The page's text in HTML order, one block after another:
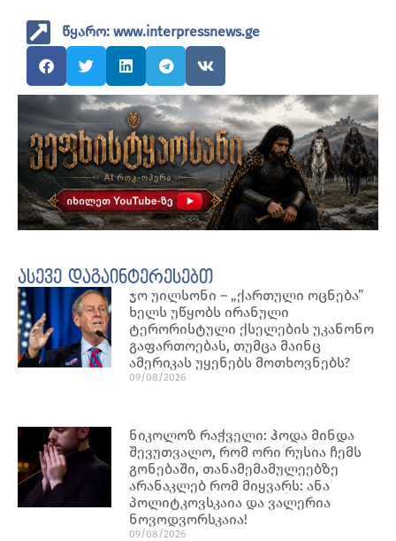
წყარო: www.interpressnews.ge
ასევე დაგაინტერესებთ
ჯო უილსონი – „ქართული ოცნება”
ხელს უწყობს ირანული
ტერორისტული ქსელების უკანონო
გაფართოებას, თუმცა მაინც
ამერიკას უყენებს მოთხოვნებს?
09/08/2026
ნიკოლოზ რაჭველი: ჰოდა მინდა
შევუთვალო, რომ ორი რუსია ჩემს
გონებაში, თანამემამულეებზე
არანაკლებ რომ მიყვარს: ანა
პოლიტკოვსკაია და ვალერია
ნოვოდვორსკაია!
09/08/2026